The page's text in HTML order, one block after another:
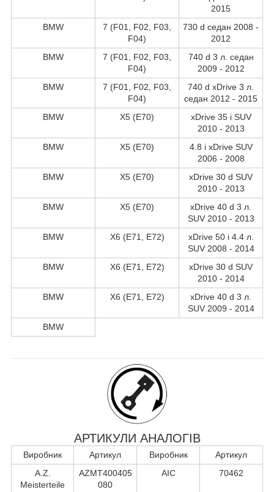
2015
BMW
7 (F01, F02, F03,
F04)
730 d седан 2008 -
2012
BMW
7 (F01, F02, F03,
F04)
740 d 3 л. седан
2009 - 2012
BMW
7 (F01, F02, F03,
F04)
740 d xDrive 3 л.
седан 2012 - 2015
BMW
X5 (E70)
xDrive 35 i SUV
2010 - 2013
BMW
X5 (E70)
4.8 i xDrive SUV
2006 - 2008
BMW
X5 (E70)
xDrive 30 d SUV
2010 - 2013
BMW
X5 (E70)
xDrive 40 d 3 л.
SUV 2010 - 2013
BMW
X6 (E71, E72)
xDrive 50 i 4.4 л.
SUV 2008 - 2014
BMW
X6 (E71, E72)
xDrive 30 d SUV
2010 - 2014
BMW
X6 (E71, E72)
xDrive 40 d 3 л.
SUV 2009 - 2014
BMW
АРТИКУЛИ АНАЛОГІВ
Виробник Артикул Виробник
Артикул
A.Z.
Meisterteile
AZMT400405
080
AIC 70462